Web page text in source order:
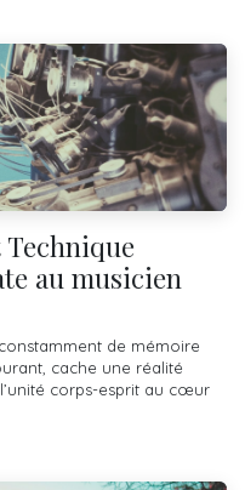
au musicien
de mémoire
cache une réalité
corps-esprit au cœur